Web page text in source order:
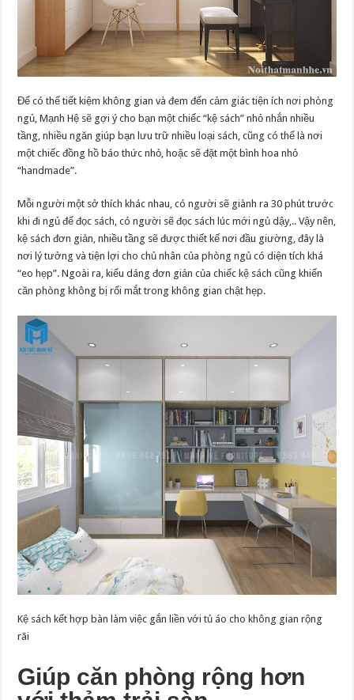
Để có thể tiết kiệm không gian và đem đến cảm giác tiện ích nơi phòng
ngủ, Mạnh Hệ sẽ gợi ý cho bạn một chiếc “kệ sách” nhỏ nhắn nhiều
tầng, nhiều ngăn giúp bạn lưu trữ nhiều loại sách, cũng có thể là nơi
một chiếc đồng hồ báo thức nhỏ, hoặc sẽ đặt một bình hoa nhỏ
“handmade”.
Mỗi người một sở thích khác nhau, có người sẽ giành ra 30 phút trước
khi đi ngủ để đọc sách, có người sẽ đọc sách lúc mới ngủ dậy,.. Vậy nên,
kệ sách đơn giản, nhiều tầng sẽ được thiết kế nơi đầu giường, đây là
nơi lý tưởng và tiện lợi cho chủ nhân của phòng ngủ có diện tích khá
“eo hẹp”. Ngoài ra, kiểu dáng đơn giản của chiếc kệ sách cũng khiến
căn phòng không bị rối mắt trong không gian chật hẹp.
Kệ sách kết hợp bàn làm việc gắn liền với tủ áo cho không gian rộng
rãi
Giúp căn phòng rộng hơn